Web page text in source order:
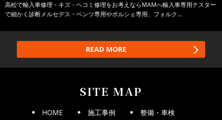
高松で輸入車修理・キズ・ヘコミ修理をお考えならMAMへ輸入車専用テスター
で細かく診断メルセデス・ベンツ専用やポルシェ専用、フォルク...
READ MORE
SITE MAP
HOME 施工事例
整備・車検